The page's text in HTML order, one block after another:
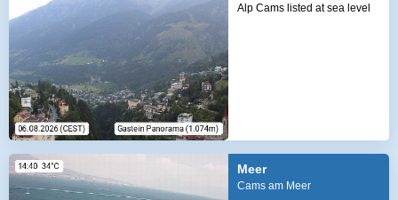
Alp Cams listed at sea level
Meer
Cams am Meer